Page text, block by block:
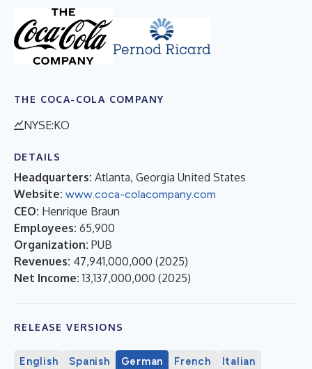
THE COCA-COLA COMPANY
NYSE:KO
DETAILS
Headquarters: Atlanta, Georgia United States
Website: www.coca-colacompany.com
CEO: Henrique Braun
Employees: 65,900
Organization: PUB
Revenues: 47,941,000,000 (2025)
Net Income: 13,137,000,000 (2025)
RELEASE VERSIONS
English Spanish German French
Italian